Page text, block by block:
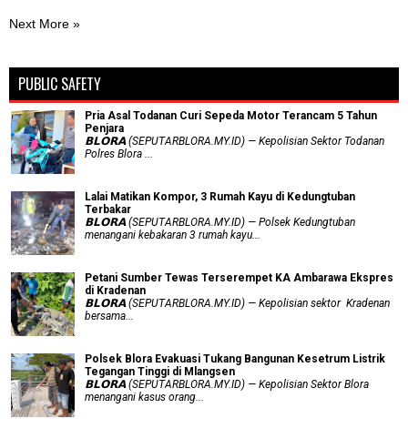
Next More »
PUBLIC SAFETY
Pria Asal Todanan Curi Sepeda Motor Terancam 5 Tahun
Penjara
𝗕𝗟𝗢𝗥𝗔 (SEPUTARBLORA.MY.ID) — Kepolisian Sektor Todanan
Polres Blora ...
Lalai Matikan Kompor, 3 Rumah Kayu di Kedungtuban
Terbakar
𝗕𝗟𝗢𝗥𝗔 (SEPUTARBLORA.MY.ID) — Polsek Kedungtuban
menangani kebakaran 3 rumah kayu...
Petani Sumber Tewas Terserempet KA Ambarawa Ekspres
di Kradenan
𝗕𝗟𝗢𝗥𝗔 (SEPUTARBLORA.MY.ID) — Kepolisian sektor Kradenan
bersama...
Polsek Blora Evakuasi Tukang Bangunan Kesetrum Listrik
Tegangan Tinggi di Mlangsen
𝗕𝗟𝗢𝗥𝗔 (SEPUTARBLORA.MY.ID) — Kepolisian Sektor Blora
menangani kasus orang...